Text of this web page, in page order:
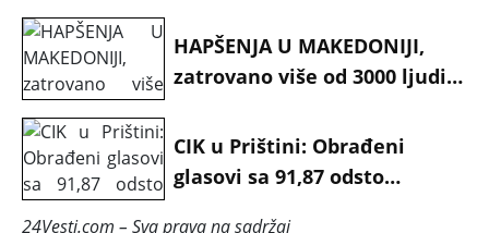
HAPŠENJA U MAKEDONIJI,
zatrovano više od 3000 ljudi,
PRONAĐENE U DVA UZORKA
VODE U GOSTIVARU
CIK u Prištini: Obrađeni
glasovi sa 91,87 odsto
24Vesti.com – Sva prava na sadržaj